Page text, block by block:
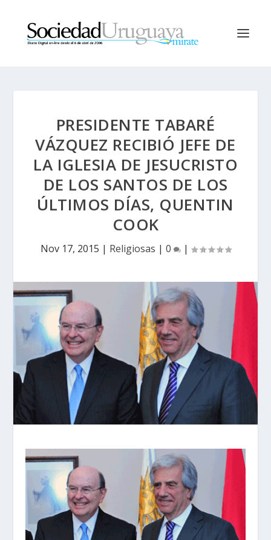
PRESIDENTE TABARÉ
VÁZQUEZ RECIBIÓ JEFE DE
LA IGLESIA DE JESUCRISTO
DE LOS SANTOS DE LOS
ÚLTIMOS DÍAS, QUENTIN
COOK
Nov 17, 2015 | Religiosas | 0 |